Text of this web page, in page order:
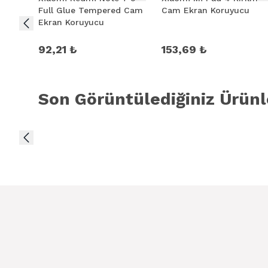
Magic
Magic Glass yüzeyi düzenli PET film daha
Full Glue Tempered Cam
Ekran Koruyucu
92,21 ₺
Cam Ekran Koruyucu
153,69 ₺
Son Görüntülediğiniz